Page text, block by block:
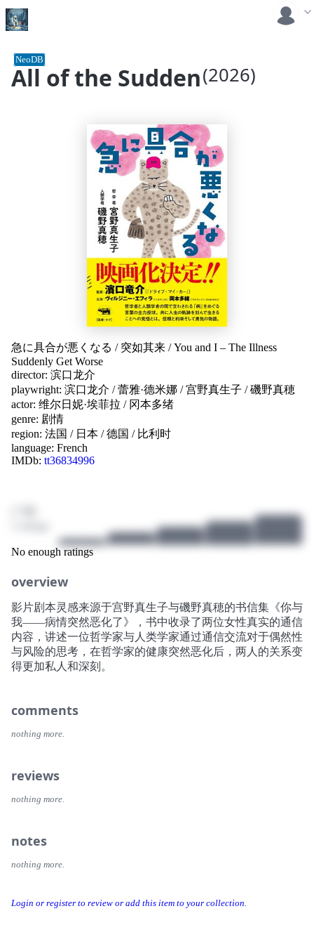
All of the Sudden (2026)
NeoDB
Login or register to review or add this item to your collection.
急に具合が悪くなる / 突如其来 /You and I – The Illness
Suddenly Get Worse
director: 滨口龙介
playwright: 滨口龙介 /蕾雅·德米娜 /宫野真生子 /磯野真穂
actor: 维尔日妮·埃菲拉 / 冈本多绪
genre: 剧情
region: 法国 / 日本 /德国 / 比利时
language: French
IMDb: tt36834996
No enough ratings
overview
影片剧本灵感来源于宫野真生子与磯野真穂的书信集《你与
我——病情突然恶化了》，书中收录了两位女性真实的通信
内容，讲述一位哲学家与人类学家通过通信交流对于偶然性
与风险的思考，在哲学家的健康突然恶化后，两人的关系变
得更加私人和深刻。
comments
nothing more.
reviews
nothing more.
notes
nothing more.